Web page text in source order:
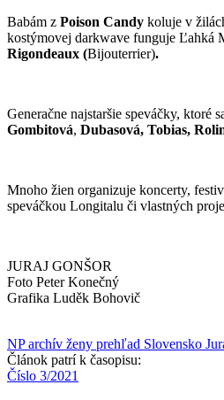
Babám z Poison Candy koluje v
kostýmovej darkwave funguje Ľahká
Rigondeaux (Bijouterrier).
Generačne najstaršie speváčky,
Gombitová, Dubasová, Tobias,
Mnoho žien organizuje koncerty,
speváčkou Longitalu či vlastných
JURAJ GONŠOR
Foto Peter Konečný
Grafika Luděk Bohovič
NP archív ženy prehľad Slovensko
Článok patrí k časopisu:
Číslo 3/2021